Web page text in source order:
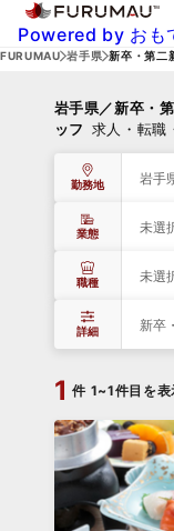
Powered by おも
FURUMAU 岩手県 新卒・第二
岩手県／新卒・
ッフ 求人・転職
勤務地 岩手
業態 未選
職種 未選
詳細 新卒
1 件 1~1件目を表